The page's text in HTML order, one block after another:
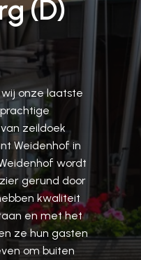
g(D)
wij onze laatste
prachtige
van zeildoek
Weidenhof in
wordt
gerund door
kwaliteit
en met het
ze hun gasten
om buiten